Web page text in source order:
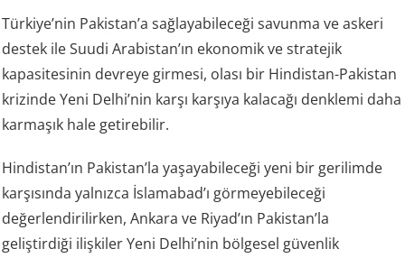
Türkiye’nin Pakistan’a sağlayabileceği savunma ve askeri
destek ile Suudi Arabistan’ın ekonomik ve stratejik
kapasitesinin devreye girmesi, olası bir Hindistan-Pakistan
krizinde Yeni Delhi’nin karşı karşıya kalacağı denklemi daha
karmaşık hale getirebilir.
Hindistan’ın Pakistan’la yaşayabileceği yeni bir gerilimde
karşısında yalnızca İslamabad’ı görmeyebileceği
değerlendirilirken, Ankara ve Riyad’ın Pakistan’la
geliştirdiği ilişkiler Yeni Delhi’nin bölgesel güvenlik